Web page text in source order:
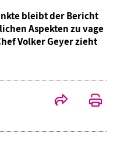
bleibt der Bericht
Aspekten zu vage
Volker Geyer zieht